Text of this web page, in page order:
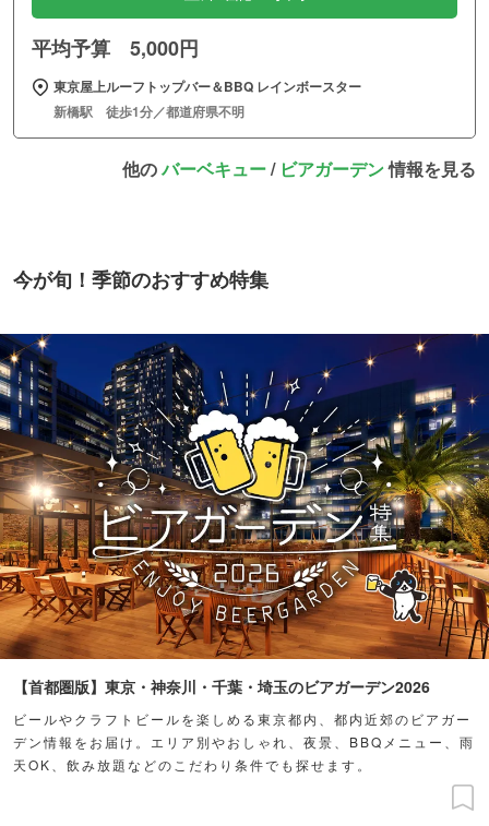
平均予算 5,000円
東京屋上ルーフトップバー＆BBQ レインボースター
新橋駅 徒歩1分／都道府県不明
他のバーベキュー/ ビアガーデン情報を見る
今が旬！季節のおすすめ特集
【首都圏版】東京・神奈川・千葉・埼玉のビアガーデン2026
ビールやクラフトビールを楽しめる東京都内、都内近郊のビアガー
デン情報をお届け。エリア別やおしゃれ、夜景、BBQメニュー、雨
天OK、飲み放題などのこだわり条件でも探せます。